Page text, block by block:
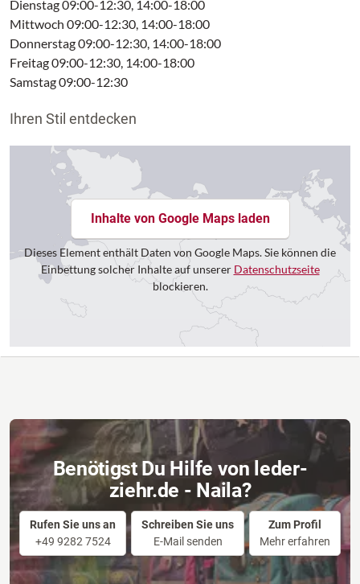
Dienstag 09:00-12:30, 14:00-18:00
Mittwoch 09:00-12:30, 14:00-18:00
Donnerstag 09:00-12:30, 14:00-18:00
Freitag 09:00-12:30, 14:00-18:00
Samstag 09:00-12:30
Ihren Stil entdecken
Inhalte von Google Maps laden
Dieses Element enthält Daten von Google Maps. Sie können die
Einbettung solcher Inhalte auf unserer Datenschutzseite
blockieren.
Benötigst Du Hilfe von leder-
ziehr.de - Naila?
Rufen Sie uns an
+49 9282 7524
Schreiben Sie uns
E-Mail senden
Zum Profil
Mehr erfahren